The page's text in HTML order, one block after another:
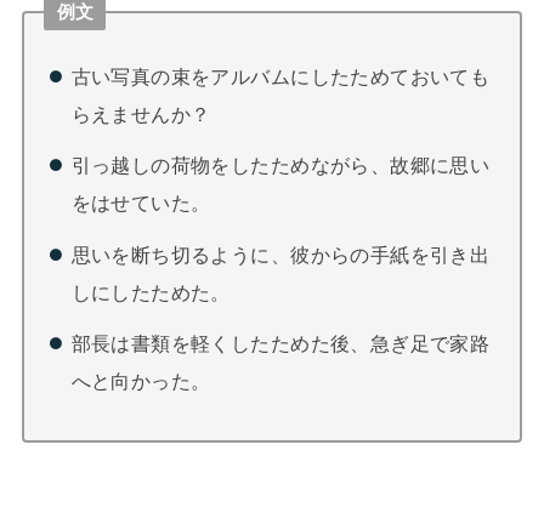
例文
古い写真の束をアルバムにしたためておいても
らえませんか？
引っ越しの荷物をしたためながら、故郷に思い
をはせていた。
思いを断ち切るように、彼からの手紙を引き出
しにしたためた。
部長は書類を軽くしたためた後、急ぎ足で家路
へと向かった。